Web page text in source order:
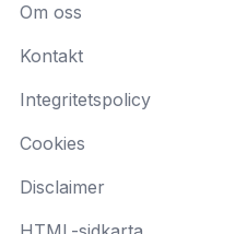
Om oss
Kontakt
Integritetspolicy
Cookies
Disclaimer